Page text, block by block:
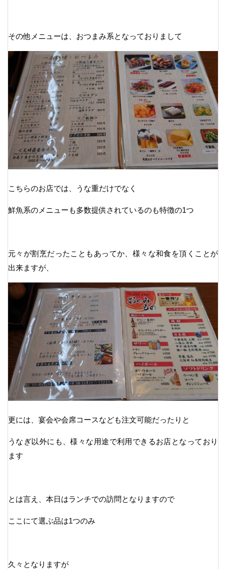
その他メニューは、おつまみ系となっておりまして
こちらのお店では、うな重だけでなく
鮮魚系のメニューも多数提供されているのも特徴の1つ
元々が割烹だったこともあってか、様々な和食を頂くことが
出来ますが、
更には、宴会や会席コースなども注文可能だったりと
うなぎ以外にも、様々な用途で利用できるお店となっており
ます
とは言え、本日はランチでの訪問となりますので
ここにて選ぶ品は1つのみ
久々となりますが